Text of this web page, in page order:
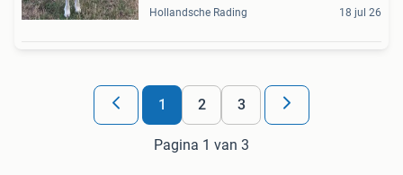
Hollandsche Rading 18 jul 26
1 2 3
Pagina 1 van 3